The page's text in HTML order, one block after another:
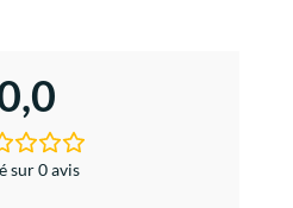
sur 0 avis